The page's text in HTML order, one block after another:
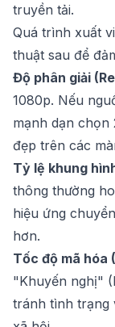
truyền tải.
Quá trình xuất
thuật sau để
Độ phân giải
1080p. Nếu
mạnh dạn chọn
đẹp trên các
Tỷ lệ khung
thông thường
hiệu ứng
hơn.
Tốc độ mã hóa
"Khuyến nghị"
tránh tình trạng